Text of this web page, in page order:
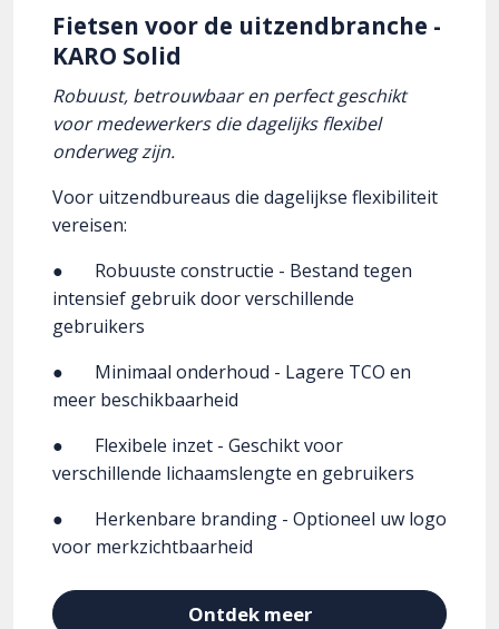
Fietsen voor de uitzendbranche -
KARO Solid
Robuust, betrouwbaar en perfect geschikt
voor medewerkers die dagelijks flexibel
onderweg zijn.
Voor uitzendbureaus die dagelijkse flexibiliteit
vereisen:
● Robuuste constructie - Bestand tegen
intensief gebruik door verschillende
gebruikers
● Minimaal onderhoud - Lagere TCO en
meer beschikbaarheid
● Flexibele inzet - Geschikt voor
verschillende lichaamslengte en gebruikers
● Herkenbare branding - Optioneel uw logo
voor merkzichtbaarheid
Ontdek meer